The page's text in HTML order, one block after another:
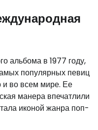
альбома в 1977 году,
популярных певиц
и во всем мире. Ее
манера впечатлили
иконой жанра поп-